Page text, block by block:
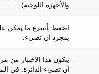
والأجهزة اللوحية).
اضغط بأسرع ما يمكن
بمجرد أن تضيء.
يتكون هذا الاختبار من
أن تضيء الدائرة. في